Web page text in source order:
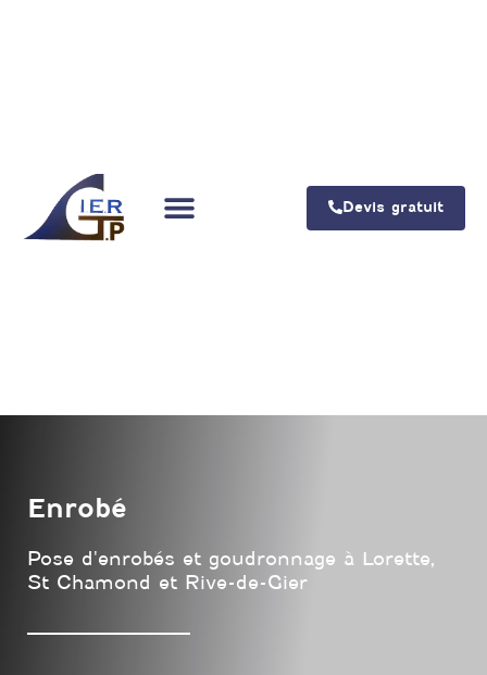
Devis gratuit
Enrobé
Pose d'enrobés et goudronnage à Lorette,
St Chamond et Rive-de-Gier